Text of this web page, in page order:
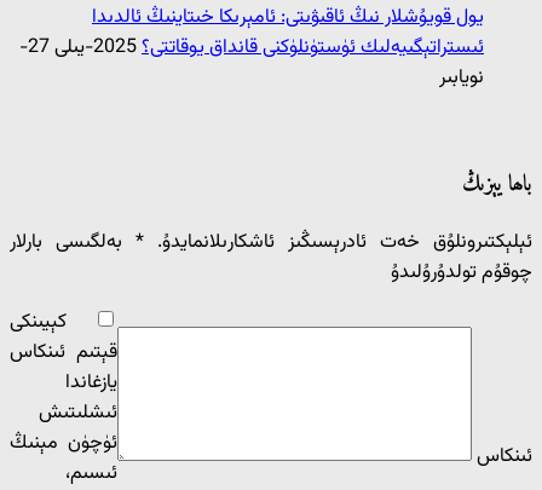
يول قويۇشلار نىڭ ئاقىۋىتى: ئامېرىكا خىتاينىڭ ئالدىدا
ئىستراتېگىيەلىك ئۈستۈنلۈكنى قانداق يوقاتتى؟
2025-يىلى 27-
نويابىر
باھا يېزىڭ
ئېلېكتىرونلۇق خەت ئادرېسىڭىز ئاشكارىلانمايدۇ. * بەلگىسى بارلار
چوقۇم تولدۇرۇلىدۇ
ئىنكاس
كېيىنكى
قېتىم ئىنكاس
يازغاندا
ئ‍ىشلىتىش
ئۈچۈن مېنىڭ
ئ‍ىسىم،